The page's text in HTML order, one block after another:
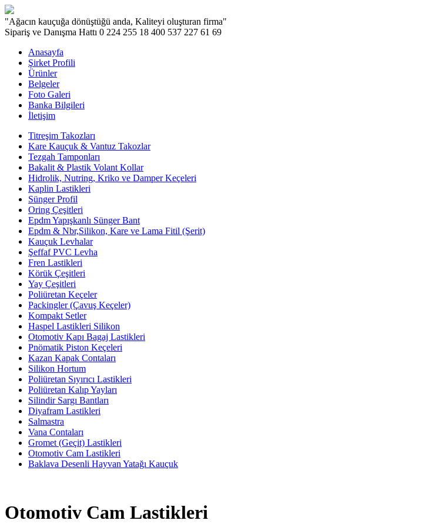
"Ağacın kauçuğa dönüştüğü anda, Kaliteyi oluşturan firma"
Sipariş ve Danışma Hattı 0 224 255 18 400 537 227 61 69
Anasayfa
Şirket Profili
Ürünler
Belgeler
Foto Galeri
Banka Bilgileri
İletişim
Titreşim Takozları
Kare Kauçuk & Vantuz Takozlar
Tezgah Tamponları
Bakalit & Plastik Volant Kollar
Hidrolik, Nutring, Kriko ve Damper Keçeleri
Kaplin Lastikleri
Sünger Profil
Oring Çeşitleri
Epdm Yapışkanlı Sünger Bant
Epdm & Nbr,Silikon, Kare ve Lama Fitil (Şerit)
Kauçuk Levhalar
Şeffaf PVC Levha
Fren Lastikleri
Körük Çeşitleri
Yay Çeşitleri
Poliüretan Keçeler
Packingler (Çavuş Keçeler)
Kompakt Setler
Haspel Lastikleri Silikon
Otomotiv Kapı Bagaj Lastikleri
Pnömatik Piston Keçeleri
Kazan Kapak Contaları
Silikon Hortum
Poliüretan Sıyırıcı Lastikleri
Poliüretan Kalıp Yayları
Silindir Sargı Bantları
Diyafram Lastikleri
Salmastra
Vana Contaları
Gromet (Geçit) Lastikleri
Otomotiv Cam Lastikleri
Baklava Desenli Hayvan Yatağı Kauçuk
Otomotiv Cam Lastikleri